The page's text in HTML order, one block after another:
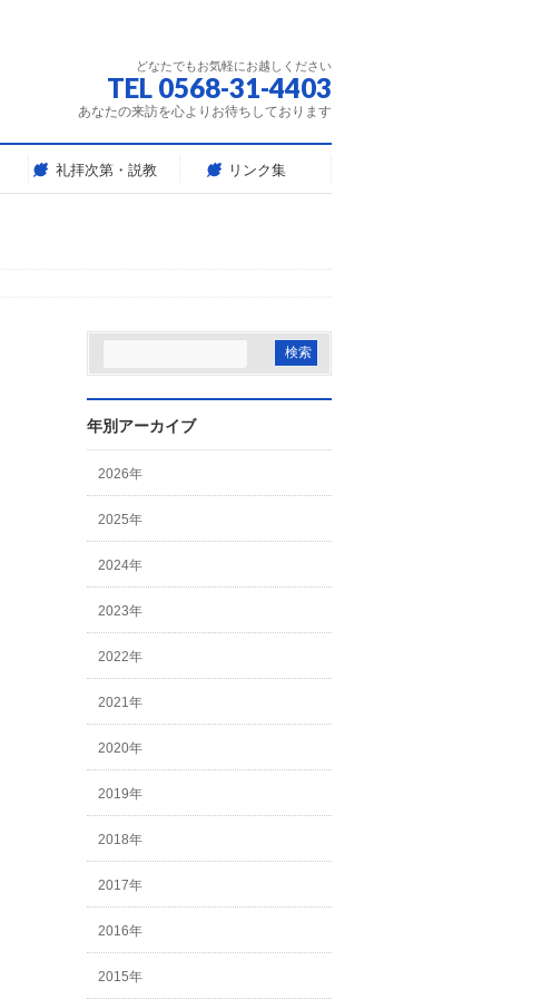
どなたでもお気軽にお越しください
TEL 0568-31-4403
あなたの来訪を心よりお待ちしております
礼拝次第・説教 リンク集
年別アーカイブ
2026年
2025年
2024年
2023年
2022年
2021年
2020年
2019年
2018年
2017年
2016年
2015年